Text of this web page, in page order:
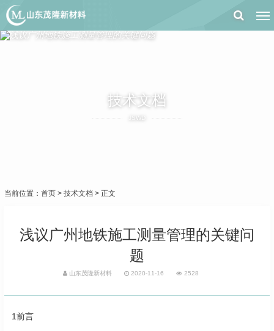
技术文档
JSWD
当前位置： 首页 > 技术文档 > 正文
浅议广州地铁施工测量管理的关键问
题
山东茂隆新材料 2020-11-16 2528
1前言